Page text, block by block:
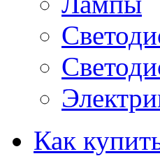
Как